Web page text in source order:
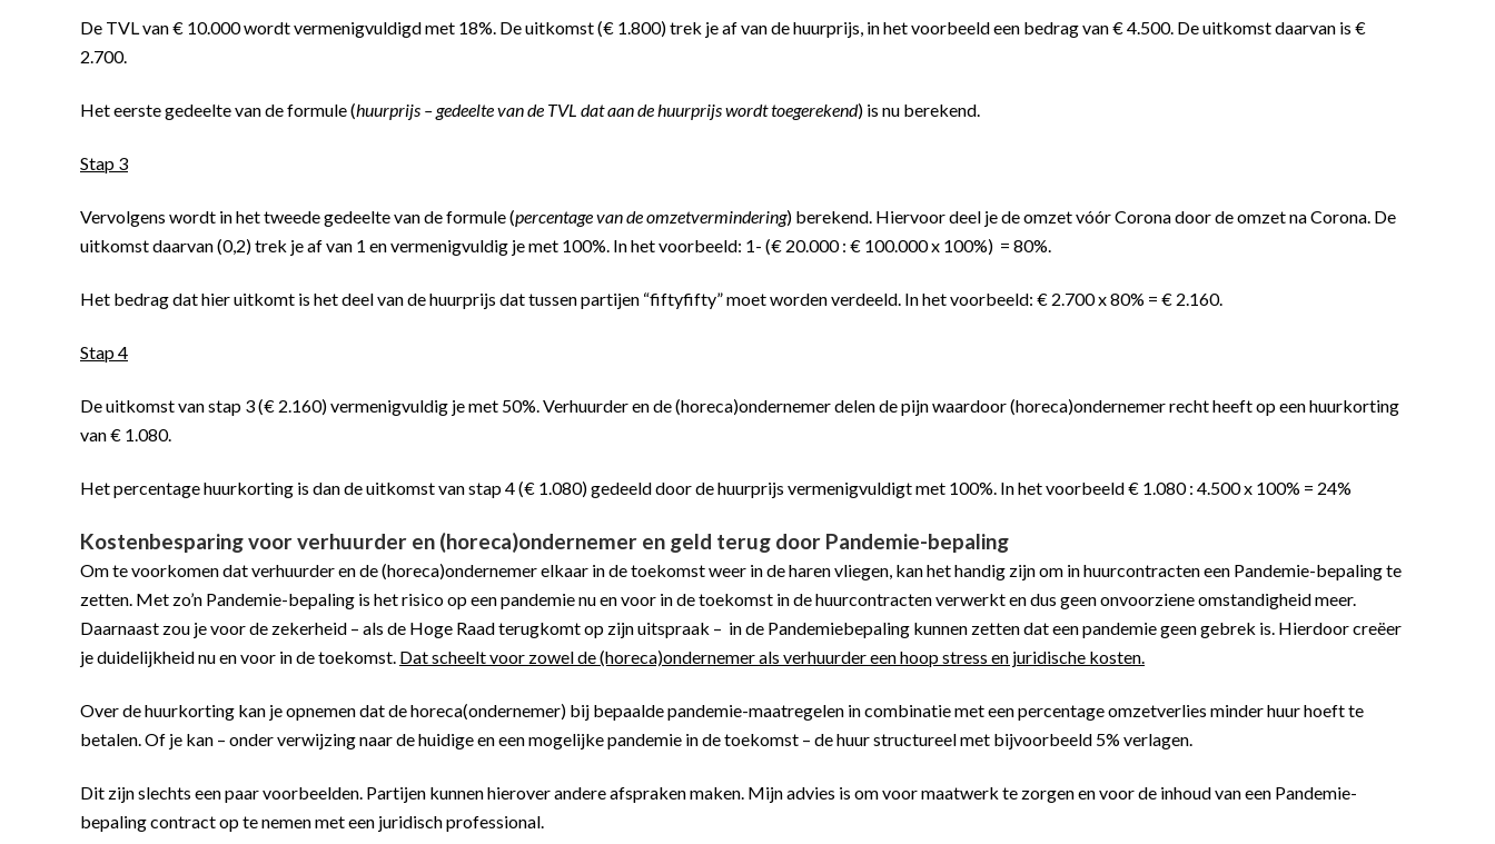
De TVL van € 10.000 wordt vermenigvuldigd met 18%. De uitkomst (€ 1.800) trek je af van de huurprijs, in het voorbeeld een bedrag van € 4.500. De uitkomst daarvan is €
2.700.
Het eerste gedeelte van de formule (huurprijs – gedeelte van de TVL dat aan de huurprijs wordt toegerekend) is nu berekend.
Stap 3
Vervolgens wordt in het tweede gedeelte van de formule (percentage van de omzetvermindering) berekend. Hiervoor deel je de omzet vóór Corona door de omzet na Corona. De
uitkomst daarvan (0,2) trek je af van 1 en vermenigvuldig je met 100%. In het voorbeeld: 1- (€ 20.000 : € 100.000 x 100%) = 80%.
Het bedrag dat hier uitkomt is het deel van de huurprijs dat tussen partijen “fiftyfifty” moet worden verdeeld. In het voorbeeld: € 2.700 x 80% = € 2.160.
Stap 4
De uitkomst van stap 3 (€ 2.160) vermenigvuldig je met 50%. Verhuurder en de (horeca)ondernemer delen de pijn waardoor (horeca)ondernemer recht heeft op een huurkorting
van € 1.080.
Het percentage huurkorting is dan de uitkomst van stap 4 (€ 1.080) gedeeld door de huurprijs vermenigvuldigt met 100%. In het voorbeeld € 1.080 : 4.500 x 100% = 24%
Kostenbesparing voor verhuurder en (horeca)ondernemer en geld terug door Pandemie-bepaling
Om te voorkomen dat verhuurder en de (horeca)ondernemer elkaar in de toekomst weer in de haren vliegen, kan het handig zijn om in huurcontracten een Pandemie-bepaling te
zetten. Met zo’n Pandemie-bepaling is het risico op een pandemie nu en voor in de toekomst in de huurcontracten verwerkt en dus geen onvoorziene omstandigheid meer.
Daarnaast zou je voor de zekerheid – als de Hoge Raad terugkomt op zijn uitspraak – in de Pandemiebepaling kunnen zetten dat een pandemie geen gebrek is. Hierdoor creëer
je duidelijkheid nu en voor in de toekomst. Dat scheelt voor zowel de (horeca)ondernemer als verhuurder een hoop stress en juridische kosten.
Over de huurkorting kan je opnemen dat de horeca(ondernemer) bij bepaalde pandemie-maatregelen in combinatie met een percentage omzetverlies minder huur hoeft te
betalen. Of je kan – onder verwijzing naar de huidige en een mogelijke pandemie in de toekomst – de huur structureel met bijvoorbeeld 5% verlagen.
Dit zijn slechts een paar voorbeelden. Partijen kunnen hierover andere afspraken maken. Mijn advies is om voor maatwerk te zorgen en voor de inhoud van een Pandemie-
bepaling contract op te nemen met een juridisch professional.